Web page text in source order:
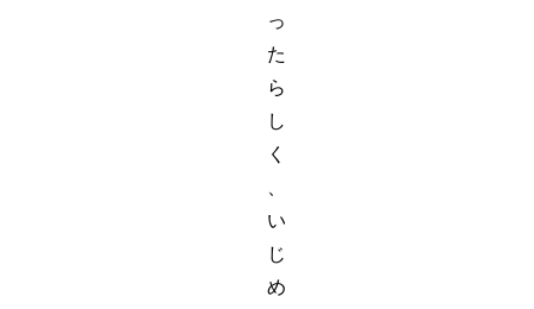
っ
た
ら
し
く
い
じ
め